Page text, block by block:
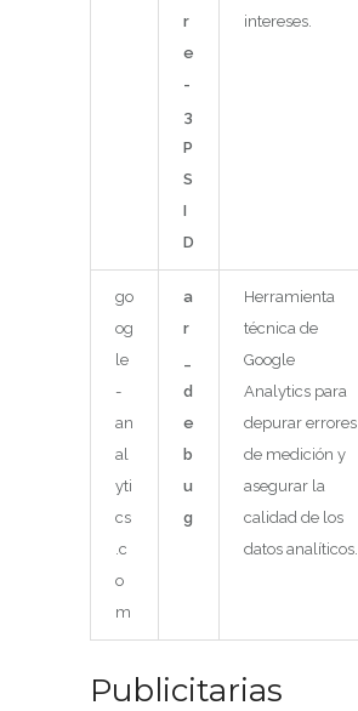
r
e
-
3
P
S
I
D
intereses.
go
og
le
-
an
al
yti
cs
.c
o
m
a
r
d
e
b
u
g
Herramienta
técnica de
Google
Analytics para
depurar errores
de medición y
asegurar la
calidad de los
datos analíticos.
Publicitarias